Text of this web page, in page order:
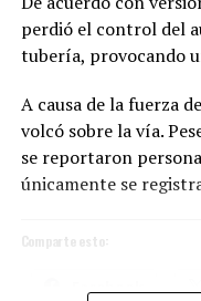
perdió el control del
tubería, provocando
A causa de la fuerza
volcó sobre la vía.
se reportaron
únicamente se
Comparte esto: